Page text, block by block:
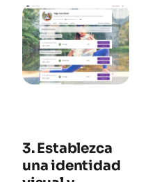
3. Establezca
una identidad